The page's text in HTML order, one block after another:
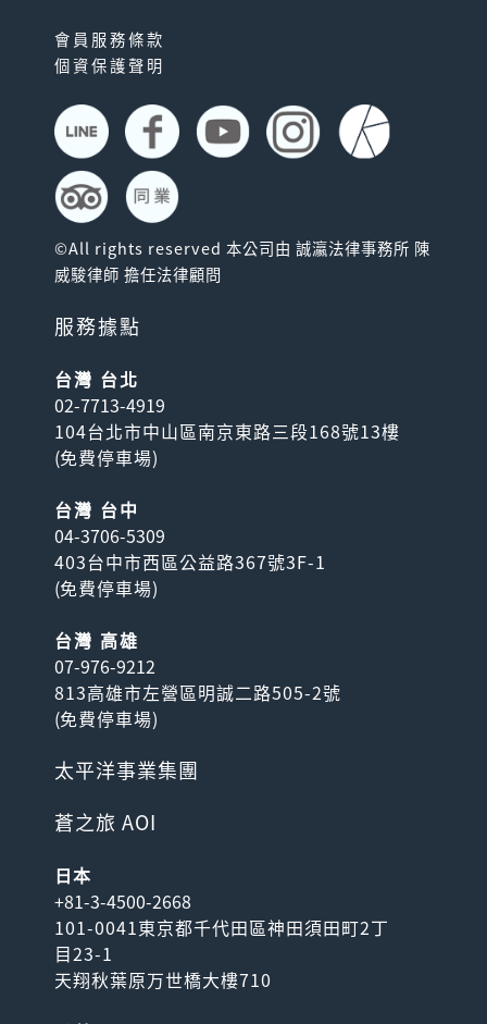
會員服務條款
個資保護聲明
©All rights reserved 本公司由 誠瀛法律事務所 陳
威駿律師 擔任法律顧問
服務據點
台灣 台北
02-7713-4919
104台北市中山區南京東路三段168號13樓
(免費停車場)
台灣 台中
04-3706-5309
403台中市西區公益路367號3F-1
(免費停車場)
台灣 高雄
07-976-9212
813高雄市左營區明誠二路505-2號
(免費停車場)
太平洋事業集團
蒼之旅 AOI
日本
+81-3-4500-2668
101-0041東京都千代田區神田須田町2丁
目23-1
天翔秋葉原万世橋大樓710